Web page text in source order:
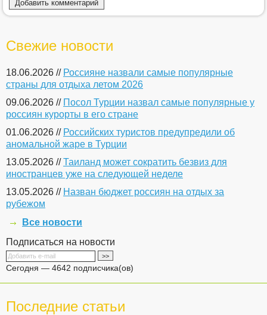
Свежие новости
18.06.2026 // Россияне назвали самые популярные
страны для отдыха летом 2026
09.06.2026 // Посол Турции назвал самые популярные у
россиян курорты в его стране
01.06.2026 // Российских туристов предупредили об
аномальной жаре в Турции
13.05.2026 //Таиланд может сократить безвиз для
иностранцев уже на следующей неделе
13.05.2026 // Назван бюджет россиян на отдых за
рубежом
Все новости
Подписаться на новости
Сегодня — 4642 подписчика(ов)
Последние статьи